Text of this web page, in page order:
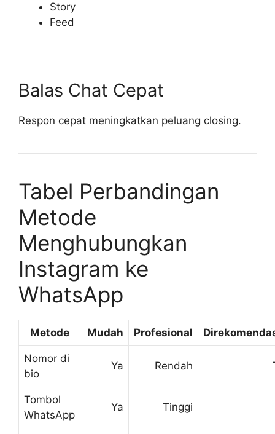
Story
Feed
Balas Chat Cepat
Respon cepat meningkatkan peluang closing.
Tabel Perbandingan
Metode
Menghubungkan
Instagram ke
WhatsApp
Metode Mudah Profesional
Nomor di
bio
Ya Rendah
Tombol
WhatsApp
Ya Tinggi